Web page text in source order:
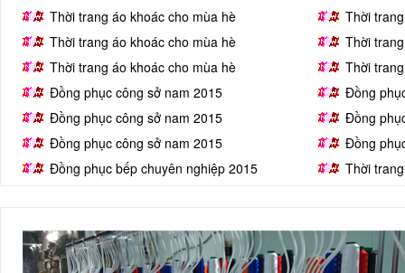
Thời trang áo khoác cho mùa hè
Thời
Thời trang áo khoác cho mùa hè
Thời
Thời trang áo khoác cho mùa hè
Thời
Đồng phục công sở nam 2015
Đồng
Đồng phục công sở nam 2015
Đồng
Đồng phục công sở nam 2015
Đồng
Đồng phục bếp chuyên nghiệp 2015
Thời